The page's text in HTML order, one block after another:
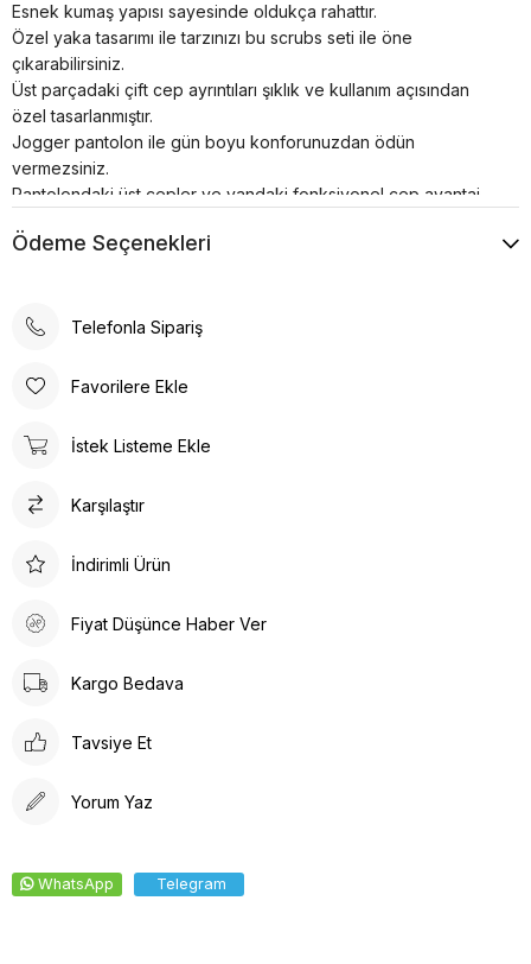
Esnek kumaş yapısı sayesinde oldukça rahattır.
Özel yaka tasarımı ile tarzınızı bu scrubs seti ile öne
çıkarabilirsiniz.
Üst parçadaki çift cep ayrıntıları şıklık ve kullanım açısından
özel tasarlanmıştır.
Jogger pantolon ile gün boyu konforunuzdan ödün
vermezsiniz.
Pantolondaki üst cepler ve yandaki fonksiyonel cep avantaj
Pantolon beli lastikli olduğu için rahatça hareket etmenizi
bir görünüm elde etmenizi sağlar.
Likradan oluşmaktadır.
Renkler uzun süre canlılığını korur.
30° de yıkanabilir, ağartıcı kullanmayınız.
Ödeme Seçenekleri
Telefonla Sipariş
Favorilere Ekle
İstek Listeme Ekle
Karşılaştır
İndirimli Ürün
Fiyat Düşünce Haber Ver
Kargo Bedava
Tavsiye Et
Yorum Yaz
WhatsApp Telegram